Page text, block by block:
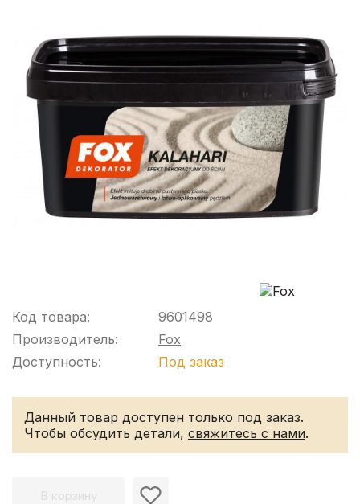
Код товара:
Производитель:
Доступность:
9601498
Fox
Под заказ
Данный товар доступен только под заказ.
Чтобы обсудить детали, свяжитесь с нами.
В корзину